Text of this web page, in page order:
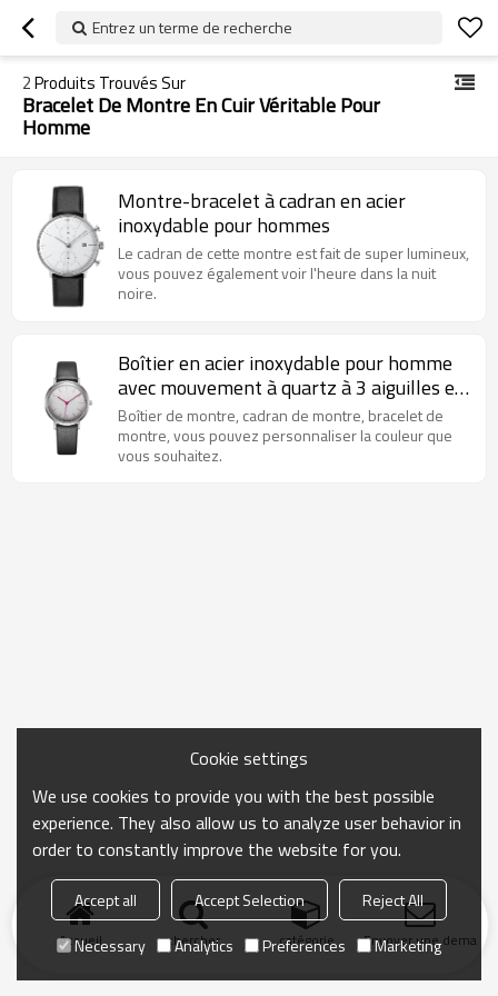
Entrez un terme de recherche
2Produits Trouvés Sur
Bracelet De Montre En Cuir Véritable Pour
Homme
Montre-bracelet à cadran en acier
inoxydable pour hommes
Le cadran de cette montre est fait de super lumineux,
vous pouvez également voir l'heure dans la nuit
noire.
Boîtier en acier inoxydable pour homme
avec mouvement à quartz à 3 aiguilles et
bracelet en cuir
Boîtier de montre, cadran de montre, bracelet de
montre, vous pouvez personnaliser la couleur que
vous souhaitez.
Accueil chercher catégorie Envoyer une
Cookie settings
We use cookies to provide you with the best possible
experience. They also allow us to analyze user behavior in
order to constantly improve the website for you.
Accept all Accept Selection
Reject All
Necessary
Analytics Preferences Marketing